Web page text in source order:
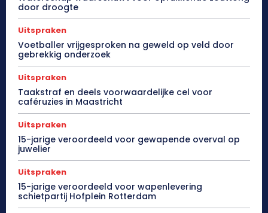
door droogte
Uitspraken
Voetballer vrijgesproken na geweld op veld door
gebrekkig onderzoek
Uitspraken
Taakstraf en deels voorwaardelijke cel voor
caféruzies in Maastricht
Uitspraken
15-jarige veroordeeld voor gewapende overval op
juwelier
Uitspraken
15-jarige veroordeeld voor wapenlevering
schietpartij Hofplein Rotterdam